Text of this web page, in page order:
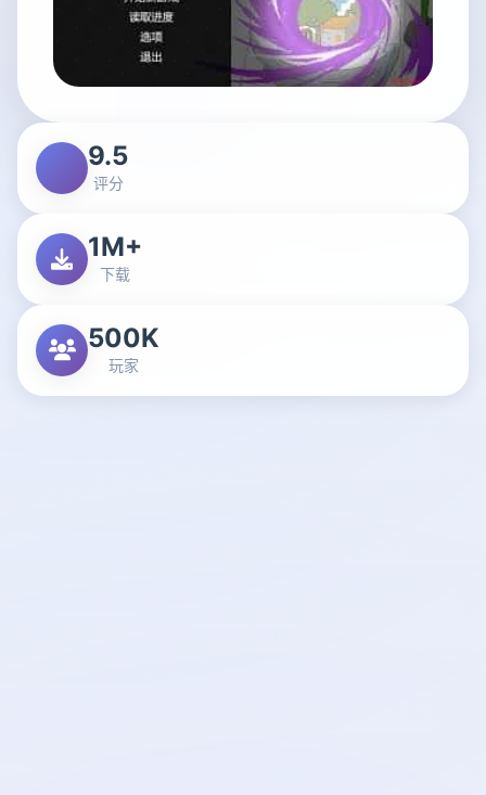
9.5
评分
1M+
下载
500K
玩家